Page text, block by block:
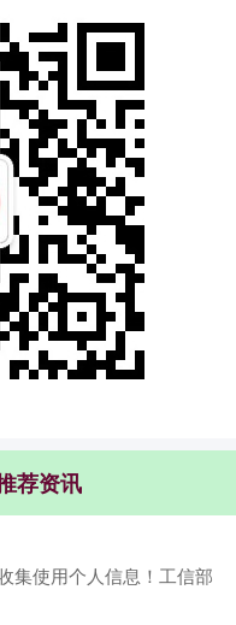
荐资讯
集使用个人信息！工信部